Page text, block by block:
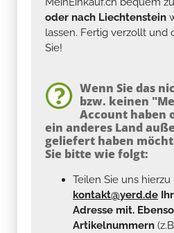
oder nach Liechtenstein
lassen. Fertig verzollt und
Sie!
Wenn Sie das
bzw. keinen
Account haben
ein anderes Land
geliefert haben
Sie bitte wie folgt:
Teilen Sie uns
kontakt@yerd.de
Adresse mit.
Artikelnummern